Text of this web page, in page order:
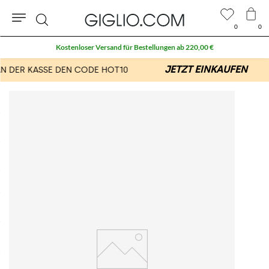
0 0
Suche
Kostenloser Versand für Bestellungen ab 220,00 €